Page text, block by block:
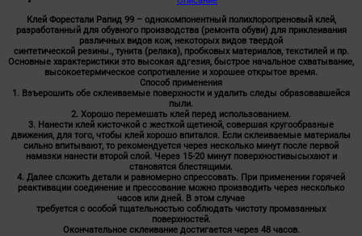
Клей Форестали Рапид 99 – однокомпонентный полихлоропреновый клей,
разработанный для обувного производства (ремонта обуви) для приклеивания
различных видов кож, некоторых видов твердой
синтетической резины., тунита (релака), пробковых материалов, текстилей и пр.
Основные характеристики это высокая адгезия, быстрое начальное схватывание,
высокоетермическое сопротивление и хорошее открытое время.
Способ применения
1. Взъерошить обе склеиваемые поверхности и удалить следы образовавшейся
пыли.
2. Хорошо перемешать клей перед использованием.
3. Нанести клей кисточкой с жесткой щетиной, совершая кругообразные
движения, для того, чтобы клей хорошо впитался. Если склеиваемые материалы
сильно впитывают, то рекомендуется через несколько минут после первой
намазки нанести второй слой. Через 15-20 минут поверхностивысыхают и
становятся блестящими.
4. Далее сложить детали и равномерно спрессовать. При применении горячей
реактивации соединение и прессование можно производить через несколько
часов или дней. В этом случае
требуется с особой тщательностью соблюдать чистоту промазанных
поверхностей.
Окончательное склеивание достигается через 48 часов.